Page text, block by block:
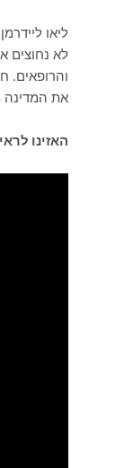
ליאו
לא נחוצים
והרופאים.
את
האזינו